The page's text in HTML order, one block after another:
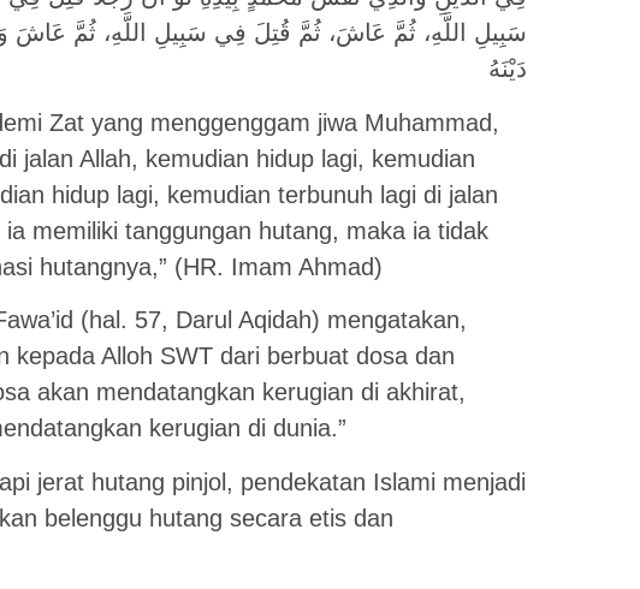
سَبِيلِ اللَّهِ، ثُمَّ عَاشَ، ثُمَّ قُتِلَ فِي سَبِيلِ اللَّهِ، ثُمَّ عَاشَ
دَيْنَهُ
Zat yang menggenggam jiwa Muhammad,
jalan Allah, kemudian hidup lagi, kemudian
hidup lagi, kemudian terbunuh lagi di jalan
memiliki tanggungan hutang, maka ia tidak
hutangnya,” (HR. Imam Ahmad)
(hal. 57, Darul Aqidah) mengatakan,
kepada Alloh SWT dari berbuat dosa dan
akan mendatangkan kerugian di akhirat,
kerugian di dunia.”
jerat hutang pinjol, pendekatan Islami menjadi
belenggu hutang secara etis dan